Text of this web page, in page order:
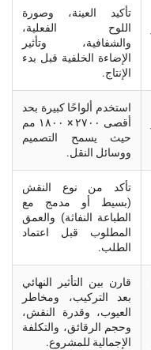
تأكيد العينة، وصورة
اللوح الفعلية،
والشفافية، وتأثير
الإضاءة الخلفية قبل بدء
الإنتاج.
استخدم ألواحًا كبيرة بحد
أقصى ٢٧٠٠ × ١٨٠٠ مم
حيث يسمح التصميم
ووسائل النقل.
تأكد من نوع النقش
(بسيط أو مدمج مع
الطباعة النفاثة) والعمق
المطلوب قبل اعتماد
الطلب.
قارن بين التأثير النهائي
بعد التركيب، ومخاطر
العيوب، وقدرة النقش،
وحجم الرقائق، والتكلفة
الإجمالية للمشروع.